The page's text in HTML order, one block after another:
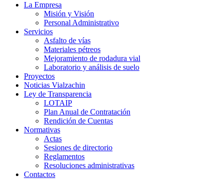
La Empresa
Misión y Visión
Personal Administrativo
Servicios
Asfalto de vías
Materiales pétreos
Mejoramiento de rodadura vial
Laboratorio y análisis de suelo
Proyectos
Noticias Vialzachin
Ley de Transparencia
LOTAIP
Plan Anual de Contratación
Rendición de Cuentas
Normativas
Actas
Sesiones de directorio
Reglamentos
Resoluciones administrativas
Contactos